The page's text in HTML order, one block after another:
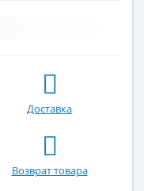
Доставка
Возврат товара